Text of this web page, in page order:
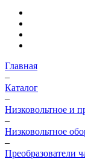
Главная
–
Каталог
–
Низковольтное и
–
Низковольтное
–
Преобразователи